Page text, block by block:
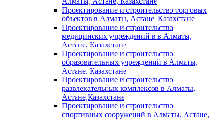
Проектирование и строительство торговых
объектов в Алматы, Астане, Казахстане
Проектирование и строительство
медицинских учреждений в в Алматы,
Астане, Казахстане
Проектирование и строительство
образовательных учреждений в Алматы,
Астане, Казахстане
Проектирование и строительство
развлекательных комплексов в Алматы,
Астане,Казахстане
Проектирование и строительство
спортивных сооружений в Алматы, Астане,